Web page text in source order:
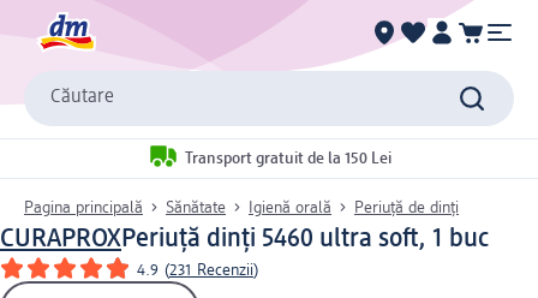
Căutare
Transport gratuit de la 150 Lei
Pagina principală Sănătate Igienă orală Periuță de dinți
CURAPROXPeriuță dinți 5460 ultra soft, 1 buc
4.9 (231 Recenzii)